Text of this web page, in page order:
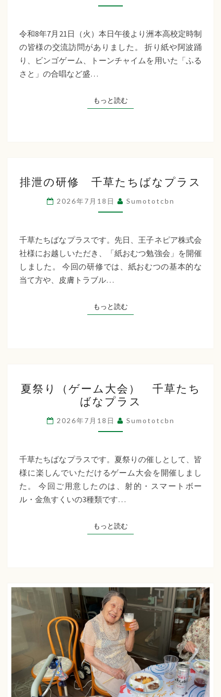
校
時
制
交
問
令和8年7月21日（火）本日午後より洲本高校定時制
の皆様の交流訪問がありました。 折り紙や阿波踊
り、ビンゴゲーム、トーンチャイムを用いた「ふる
さと」の合唱など盛…
もっと読むもっと読む
泄
の
研
千
草
た
な
排泄の研修 千草たちばなプラス
2026年7月18日 Sumototcbn
千草たちばなプラスです。先日、王子ネピア株式会
社様にお越しいただき、「紙おむつ勉強会」を開催
しました。 今回の研修では、紙おむつの基本的な
当て方や、皮膚トラブル…
もっと読むもっと読む
祭
り
（ゲ
ー
大
会）
千
草
ち
ス
夏祭り（ゲーム大会） 千草たち
ばなプラス
2026年7月18日 Sumototcbn
千草たちばなプラスです。夏祭りの催しとして、皆
様に楽しんでいただけるゲーム大会を開催しまし
た。 今回ご用意したのは、射的・スマートボー
ル・金魚すくいの3種類です…
もっと読むもっと読む